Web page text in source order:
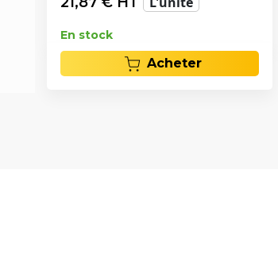
En stock
Acheter